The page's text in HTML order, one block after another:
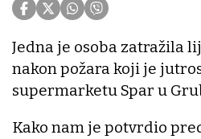
Jedna je osoba zatražila
nakon požara koji je
supermarketu Spar u
Kako nam je potvrdio